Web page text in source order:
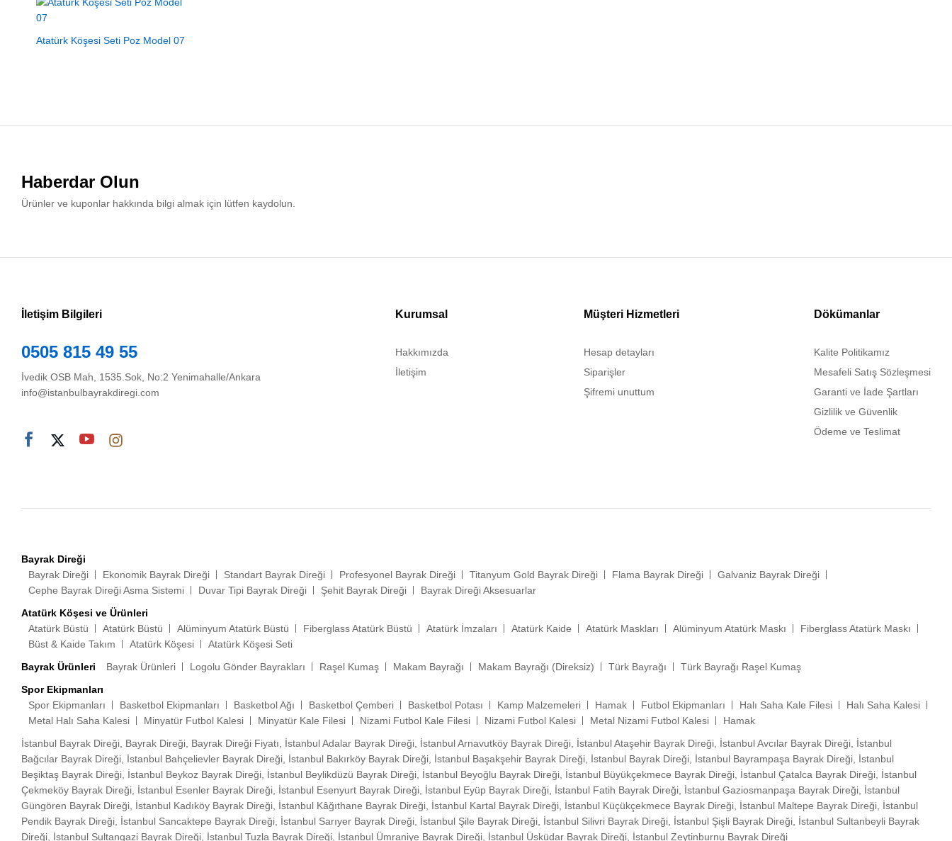
Atatürk Köşesi Seti Poz Model 07
Haberdar Olun
Ürünler ve kuponlar hakkında bilgi almak için lütfen kaydolun.
İletişim Bilgileri
0505 815 49 55
İvedik OSB Mah, 1535.Sok, No:2 Yenimahalle/Ankara
info@istanbulbayrakdiregi.com
Kurumsal
Hakkımızda
İletişim
Müşteri Hizmetleri
Hesap detayları
Siparişler
Şifremi unuttum
Dökümanlar
Kalite Politikamız
Mesafeli Satış Sözleşmesi
Garanti ve İade Şartları
Gizlilik ve Güvenlik
Ödeme ve Teslimat
Bayrak Direği
Bayrak Direği
Ekonomik Bayrak Direği Standart Bayrak Direği Profesyonel Bayrak Direği Titanyum Gold Bayrak Direği Flama Bayrak Direği
Galvaniz Bayrak Direği
Cephe Bayrak Direği Asma Sistemi
Duvar Tipi Bayrak Direği Şehit Bayrak Direği
Bayrak Direği Aksesuarlar
Atatürk Köşesi ve Ürünleri
Atatürk Büstü
Atatürk Büstü Alüminyum Atatürk Büstü Fiberglass Atatürk Büstü Atatürk İmzaları Atatürk Kaide Atatürk Maskları Alüminyum Atatürk Maskı
Fiberglass Atatürk Maskı
Büst & Kaide Takım
Atatürk Köşesi
Atatürk Köşesi Seti
Bayrak Ürünleri
Bayrak Ürünleri Logolu Gönder Bayrakları Raşel Kumaş Makam Bayrağı Makam Bayrağı (Direksiz) Türk Bayrağı
Türk Bayrağı Raşel Kumaş
Spor Ekipmanları
Spor Ekipmanları
Basketbol Ekipmanları Basketbol Ağı Basketbol Çemberi Basketbol Potası Kamp Malzemeleri Hamak Futbol Ekipmanları Halı Saha Kale Filesi
Halı Saha Kalesi
Metal Halı Saha Kalesi
Minyatür Futbol Kalesi Minyatür Kale Filesi Nizami Futbol Kale Filesi Nizami Futbol Kalesi Metal Nizami Futbol Kalesi
Hamak
İstanbul Bayrak Direği, Bayrak Direği, Bayrak Direği Fiyatı, İstanbul Adalar Bayrak Direği, İstanbul Arnavutköy Bayrak Direği, İstanbul Ataşehir Bayrak Direği, İstanbul Avcılar Bayrak Direği, İstanbul
Bağcılar Bayrak Direği, İstanbul Bahçelievler Bayrak Direği, İstanbul Bakırköy Bayrak Direği, İstanbul Başakşehir Bayrak Direği, İstanbul Bayrak Direği, İstanbul Bayrampaşa Bayrak Direği, İstanbul
Beşiktaş Bayrak Direği, İstanbul Beykoz Bayrak Direği, İstanbul Beylikdüzü Bayrak Direği, İstanbul Beyoğlu Bayrak Direği, İstanbul Büyükçekmece Bayrak Direği, İstanbul Çatalca Bayrak Direği, İstanbul
Çekmeköy Bayrak Direği, İstanbul Esenler Bayrak Direği, İstanbul Esenyurt Bayrak Direği, İstanbul Eyüp Bayrak Direği, İstanbul Fatih Bayrak Direği, İstanbul Gaziosmanpaşa Bayrak Direği, İstanbul
Güngören Bayrak Direği, İstanbul Kadıköy Bayrak Direği, İstanbul Kâğıthane Bayrak Direği, İstanbul Kartal Bayrak Direği, İstanbul Küçükçekmece Bayrak Direği, İstanbul Maltepe Bayrak Direği, İstanbul
Pendik Bayrak Direği, İstanbul Sancaktepe Bayrak Direği, İstanbul Sarıyer Bayrak Direği, İstanbul Şile Bayrak Direği, İstanbul Silivri Bayrak Direği, İstanbul Şişli Bayrak Direği, İstanbul Sultanbeyli Bayrak
Direği, İstanbul Sultangazi Bayrak Direği, İstanbul Tuzla Bayrak Direği, İstanbul Ümraniye Bayrak Direği, İstanbul Üsküdar Bayrak Direği, İstanbul Zeytinburnu Bayrak Direği